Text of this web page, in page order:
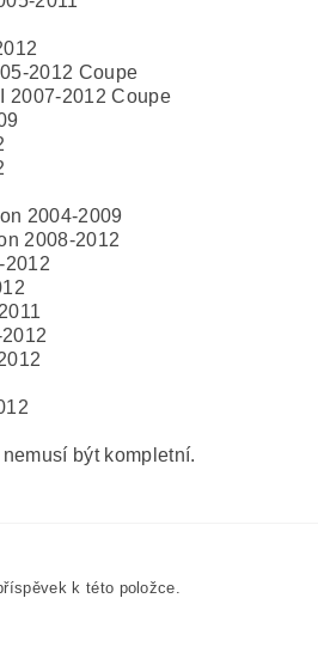
2012 Coupe
2007-2012 Coupe
2004-2009
2008-2012
2012
být kompletní.
k této položce.